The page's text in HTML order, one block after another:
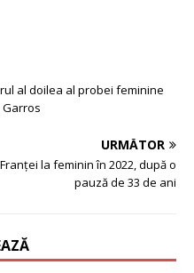
al doilea al probei feminine
URMĂTOR
la feminin în 2022, după o
pauză de 33 de ani